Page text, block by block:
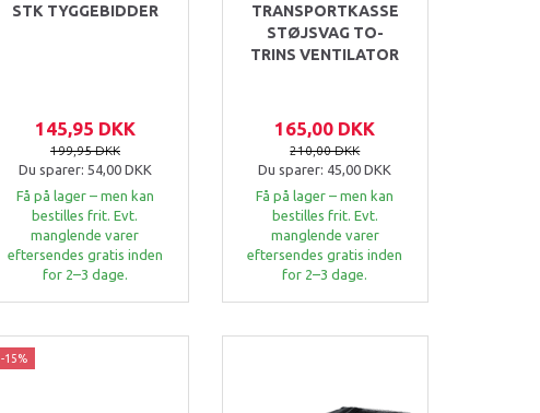
STK TYGGEBIDDER
145,95 DKK
199,95 DKK
Du sparer: 54,00 DKK
Få på lager – men kan
bestilles frit. Evt.
manglende varer
eftersendes gratis inden
for 2–3 dage.
TRANSPORTKASSE
STØJSVAG TO-
TRINS VENTILATOR
165,00 DKK
210,00 DKK
Du sparer: 45,00 DKK
Få på lager – men kan
bestilles frit. Evt.
manglende varer
eftersendes gratis inden
for 2–3 dage.
-15%